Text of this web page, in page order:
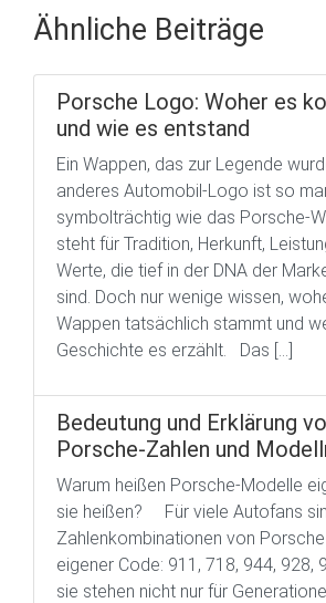
Ähnliche Beiträge
Porsche Logo: Woher es
und wie es entstand
Ein Wappen, das zur Legende
anderes Automobil-Logo ist so
symbolträchtig wie das Porsche-
steht für Tradition, Herkunft,
Werte, die tief in der DNA der
sind. Doch nur wenige wissen,
Wappen tatsächlich stammt und
Geschichte es erzählt. Das […]
Bedeutung und Erklärung
Porsche-Zahlen und
Warum heißen Porsche-Modelle
sie heißen? Für viele Autofans
Zahlenkombinationen von
eigener Code: 911, 718, 944, 928,
sie stehen nicht nur für